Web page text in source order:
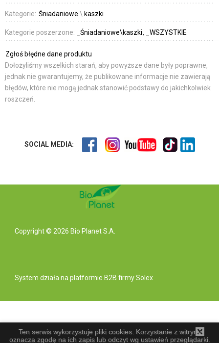
Kategorie: Śniadaniowe \ kaszki
Kategorie poszerzone: _Śniadaniowe\kaszki _WSZYSTKIE
Zgłoś błędne dane produktu
Dołożyliśmy wszelkich starań, aby powyższe dane były poprawne,
jednak nie gwarantujemy, że publikowane informacje nie zawierają
błędów, które nie mogą jednak stanowić podstawy do jakichkolwiek
roszczeń.
SOCIAL MEDIA:
Copyright © 2026 Bio Planet S.A.
System działa na platformie B2B firmy Solex
Ten serwis wykorzystuje pliki cookies. Korzystanie z witryny
oznacza zgodę na ich zapis lub odczyt wg ustawień przeglądarki.